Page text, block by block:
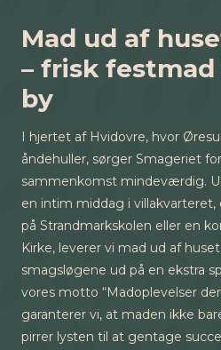
Mad ud af
– frisk
by
I hjertet af Hvidovre, hvor
åndehuller, sørger Smageriet
sammenkomst mindeværdig.
en intim middag i
på Strandmarkskolen eller en
Kirke, leverer vi mad ud af
smagsløgene ud på en ekstra
vores motto “Madoplevelser
garanterer vi, at maden ikke
pirrer lysten til at gentage